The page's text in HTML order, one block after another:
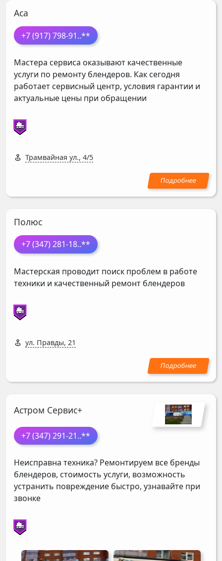
Аса
+7 (917) 798-91..**
Мастера сервиса оказывают качественные
услуги по ремонту блендеров. Как сегодня
работает сервисный центр, условия гарантии и
актуальные цены при обращении
Трамвайная ул., 4/5
Полюс
+7 (347) 281-18..**
Мастерская проводит поиск проблем в работе
техники и качественный ремонт блендеров
ул. Правды, 21
Астром Сервис+
+7 (347) 291-21..**
Неисправна техника? Ремонтируем все бренды
блендеров, стоимость услуги, возможность
устранить повреждение быстро, узнавайте при
звонке